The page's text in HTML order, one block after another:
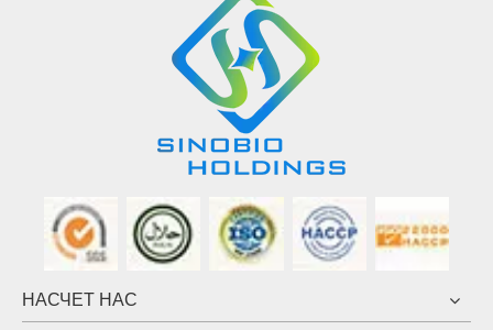
НАСЧЕТ НАС